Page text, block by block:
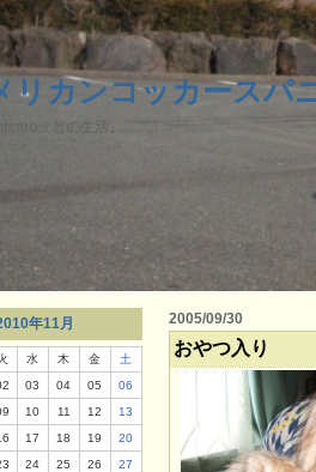
カンコッカースパ
♂との生活。
年11月
水 木 金
土
03 04 05
06
10 11 12
13
17 18 19
20
24 25 26
27
2005/09/30
おやつ入り